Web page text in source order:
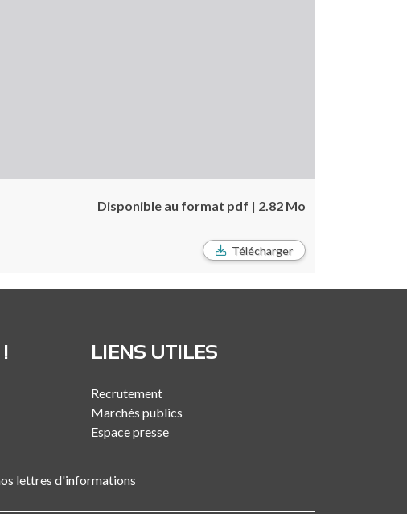
Disponible au format pdf | 2.82 Mo
Télécharger
LIENS UTILES
Recrutement
Marchés publics
Espace presse
lettres d'informations